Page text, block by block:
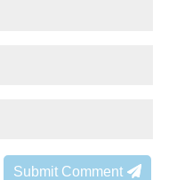
Submit Comment